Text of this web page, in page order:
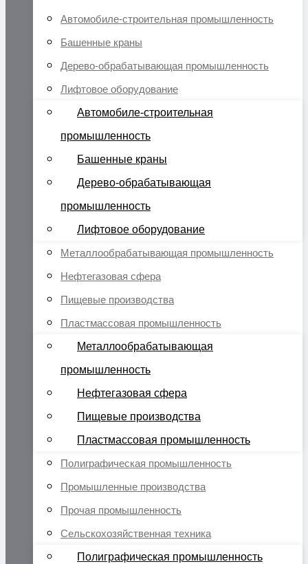
Автомобиле-строительная промышленность
Башенные краны
Дерево-обрабатывающая промышленность
Лифтовое оборудование
Автомобиле-строительная
промышленность
Башенные краны
Дерево-обрабатывающая
промышленность
Лифтовое оборудование
Металлообрабатывающая промышленность
Нефтегазовая сфера
Пищевые производства
Пластмассовая промышленность
Металлообрабатывающая
промышленность
Нефтегазовая сфера
Пищевые производства
Пластмассовая промышленность
Полиграфическая промышленность
Промышленные производства
Прочая промышленность
Сельскохозяйственная техника
Полиграфическая промышленность